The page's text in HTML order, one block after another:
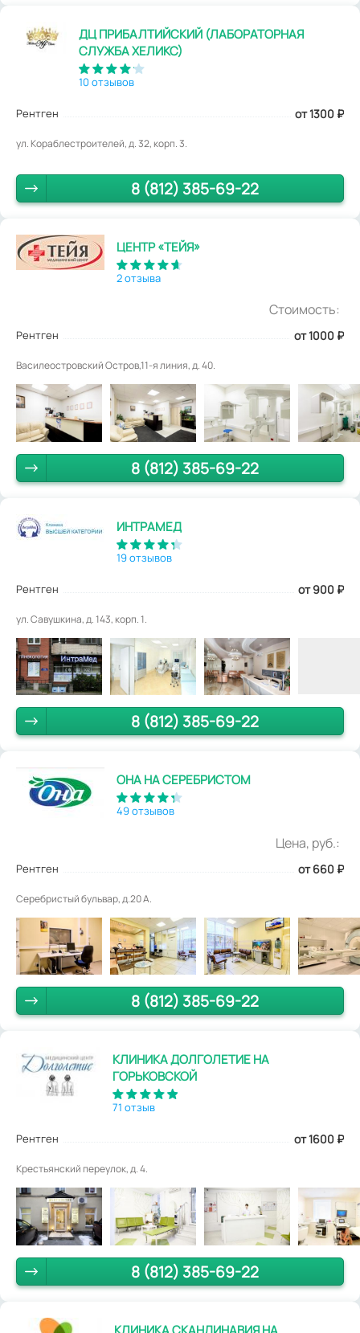
ДЦ ПРИБАЛТИЙСКИЙ (ЛАБОРАТОРНАЯ
СЛУЖБА ХЕЛИКС)
10 отзывов
Рентген от 1300 ₽
ул. Кораблестроителей, д. 32, корп. 3.
8 (812) 385-69-22
ЦЕНТР «ТЕЙЯ»
2 отзыва
Стоимость:
Рентген от 1000 ₽
Василеостровский Остров,11-я линия, д. 40.
8 (812) 385-69-22
ИНТРАМЕД
19 отзывов
Рентген от 900 ₽
ул. Савушкина, д. 143, корп. 1.
8 (812) 385-69-22
ОНА НА СЕРЕБРИСТОМ
49 отзывов
Цена, руб.:
Рентген от 660 ₽
Серебристый бульвар, д.20 А.
8 (812) 385-69-22
КЛИНИКА ДОЛГОЛЕТИЕ НА
ГОРЬКОВСКОЙ
71 отзыв
Рентген от 1600 ₽
Крестьянский переулок, д. 4.
8 (812) 385-69-22